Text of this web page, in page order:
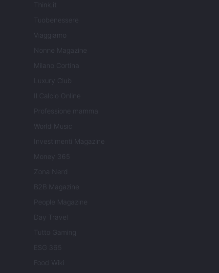
Think.it
Tuobenessere
Viaggiamo
Nonne Magazine
Milano Cortina
Luxury Club
Il Calcio Online
Professione mamma
World Music
Investimenti Magazine
Money 365
Zona Nerd
B2B Magazine
People Magazine
Day Travel
Tutto Gaming
ESG 365
Food Wiki